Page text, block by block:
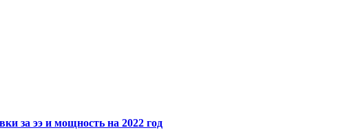
за ээ и мощность на 2022 год